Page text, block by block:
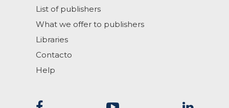
List of publishers
What we offer to publishers
Libraries
Contacto
Help